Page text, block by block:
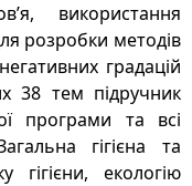
використання
розробки методів
градацій
38 тем підручник
програми та всі
гігієна та
гігієни, екологію